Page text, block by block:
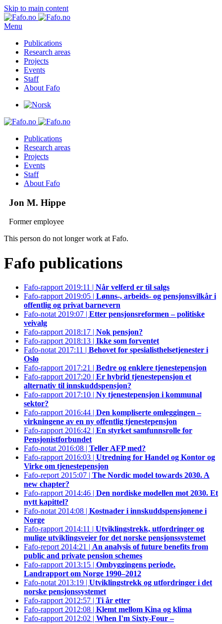
Skip to main content
Menu
Publications
Research areas
Projects
Events
Staff
About Fafo
Publications
Research areas
Projects
Events
Staff
About Fafo
Jon M. Hippe
Former employee
This person do not longer work at Fafo.
Fafo publications
Fafo-rapport 2019:11 | Når velferd er til salgs
Fafo-rapport 2019:05 | Lønns-, arbeids- og pensjonsvilkår i
offentlig og privat barnevern
Fafo-notat 2019:07 | Etter pensjonsreformen – politiske
veivalg
Fafo-rapport 2018:17 | Nok pensjon?
Fafo-rapport 2018:13 | Ikke som forventet
Fafo-notat 2017:11 | Behovet for spesialisthelsetjenester i
Oslo
Fafo-rapport 2017:21 | Bedre og enklere tjenestepensjon
Fafo-rapport 2017:20 | Er hybrid tjenestepensjon et
alternativ til innskuddspensjon?
Fafo-rapport 2017:10 | Ny tjenestepensjon i kommunal
sektor?
Fafo-rapport 2016:44 | Den kompliserte omleggingen –
virkningene av en ny offentlig tjenestepensjon
Fafo-rapport 2016:42 | En styrket samfunnsrolle for
Pensjonistforbundet
Fafo-notat 2016:08 | Teller AFP med?
Fafo-rapport 2016:03 | Utredning for Handel og Kontor og
Virke om tjenestepensjon
Fafo-report 2015:07 | The Nordic model towards 2030. A
new chapter?
Fafo-rapport 2014:46 | Den nordiske modellen mot 2030. Et
nytt kapittel?
Fafo-notat 2014:08 | Kostnader i innskuddspensjonene i
Norge
Fafo-rapport 2014:11 | Utviklingstrekk, utfordringer og
mulige utviklingsveier for det norske pensjonssystemet
Fafo-report 2014:21 | An analysis of future benefits from
public and private pension schemes
Fafo-rapport 2013:15 | Ombyggingens periode.
Landrapport om Norge 1990–2012
Fafo-notat 2013:19 | Utviklingstrekk og utfordringer i det
norske pensjonssystemet
Fafo-rapport 2012:57 | Ti år etter
Fafo-rapport 2012:08 | Klemt mellom Kina og klima
Fafo-rapport 2012:02 | When I'm Sixty-Four –